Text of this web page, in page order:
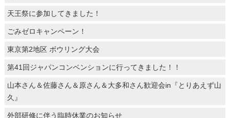
天王祭に参加してきました！
ごみゼロキャンペーン！
東京第2地区 ボウリング大会
第41回ジャパンコンベンションに行ってきました！！
山本さん＆佐藤さん＆原さん＆大多和さん歓迎会in『とりあえず山
久』
外部研修に伴う臨時休業のお知らせ